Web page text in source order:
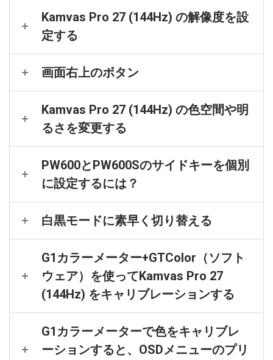
Kamvas Pro 27 (144Hz) の解像度を設
定する
画面右上のボタン
Kamvas Pro 27 (144Hz) の色空間や明
るさを変更する
PW600とPW600Sのサイドキーを個別
に設定するには？
白黒モードに素早く切り替える
G1カラーメーター+GTColor（ソフト
ウェア）を使ってKamvas Pro 27
(144Hz) をキャリブレーションする
G1カラーメーターで色をキャリブレ
ーションすると、OSDメニューのプリ